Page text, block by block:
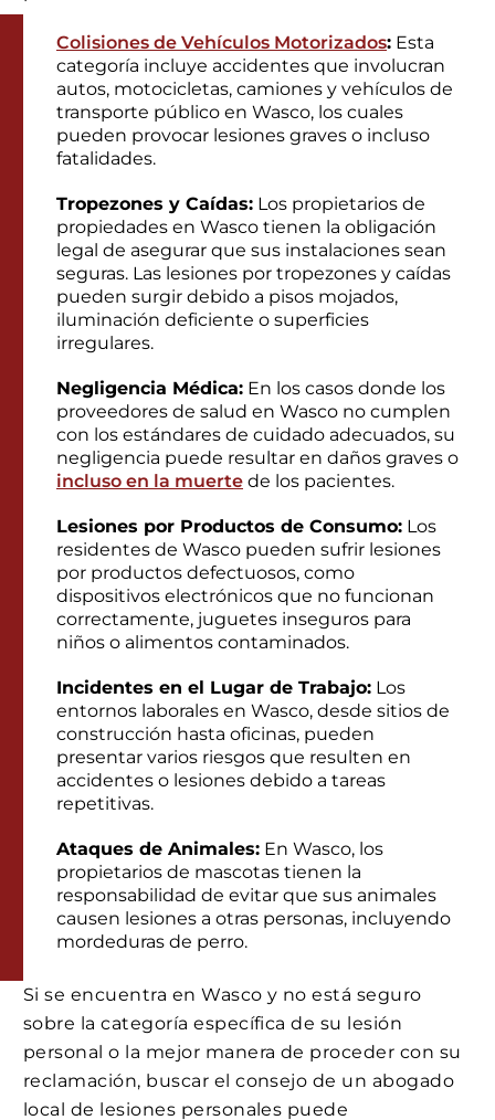
Colisiones de Vehículos Motorizados: Esta
categoría incluye accidentes que involucran
autos, motocicletas, camiones y vehículos de
transporte público en Wasco, los cuales
pueden provocar lesiones graves o incluso
fatalidades.
Tropezones y Caídas: Los propietarios de
propiedades en Wasco tienen la obligación
legal de asegurar que sus instalaciones sean
seguras. Las lesiones por tropezones y caídas
pueden surgir debido a pisos mojados,
iluminación deficiente o superficies
irregulares.
Negligencia Médica: En los casos donde los
proveedores de salud en Wasco no cumplen
con los estándares de cuidado adecuados, su
negligencia puede resultar en daños graves o
incluso en la muerte de los pacientes.
Lesiones por Productos de Consumo: Los
residentes de Wasco pueden sufrir lesiones
por productos defectuosos, como
dispositivos electrónicos que no funcionan
correctamente, juguetes inseguros para
niños o alimentos contaminados.
Incidentes en el Lugar de Trabajo: Los
entornos laborales en Wasco, desde sitios de
construcción hasta oficinas, pueden
presentar varios riesgos que resulten en
accidentes o lesiones debido a tareas
repetitivas.
Ataques de Animales: En Wasco, los
propietarios de mascotas tienen la
responsabilidad de evitar que sus animales
causen lesiones a otras personas, incluyendo
mordeduras de perro.
Si se encuentra en Wasco y no está seguro
sobre la categoría específica de su lesión
personal o la mejor manera de proceder con su
reclamación, buscar el consejo de un abogado
local de lesiones personales puede